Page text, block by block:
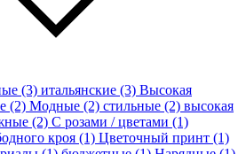
(3) итальянские (3) Высокая
(2) Модные (2) стильные (2) высокая
(2) С розами / цветами (1)
кроя (1) Цветочный принт (1)